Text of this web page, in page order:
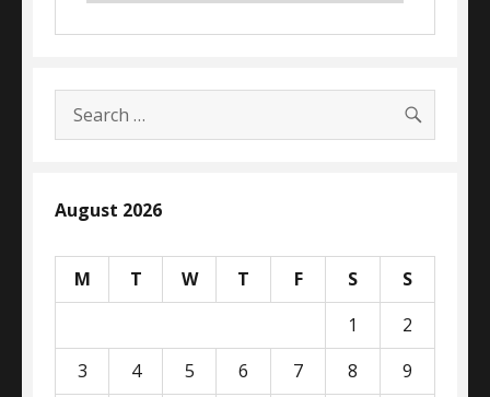
Search
for:
August 2026
M T W T F S
S
1
2
3
4 5 6 7 8
9